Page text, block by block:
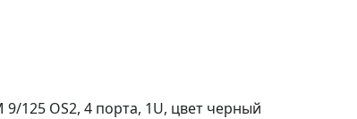
125 OS2, 4 порта, 1U, цвет черный